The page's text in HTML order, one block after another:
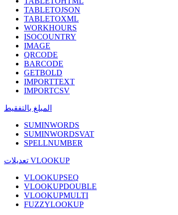
TABLETOJSON
TABLETOXML
WORKHOURS
ISOCOUNTRY
IMAGE
QRCODE
BARCODE
GETBOLD
IMPORTTEXT
IMPORTCSV
المبلغ بالتفقيط
SUMINWORDS
SUMINWORDSVAT
SPELLNUMBER
تعديلات VLOOKUP
VLOOKUPSEQ
VLOOKUPDOUBLE
VLOOKUPMULTI
FUZZYLOOKUP